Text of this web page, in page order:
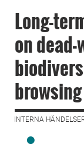
Long-
on
browsing
INTERNA